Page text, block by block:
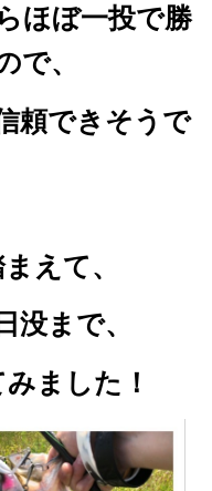
ほぼ一投で勝
で、
頼できそうで
えて、
没まで、
ました！